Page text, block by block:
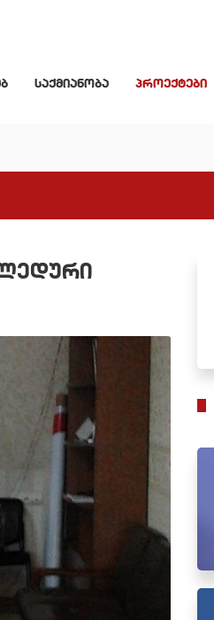
საქმიანობა პროექტები